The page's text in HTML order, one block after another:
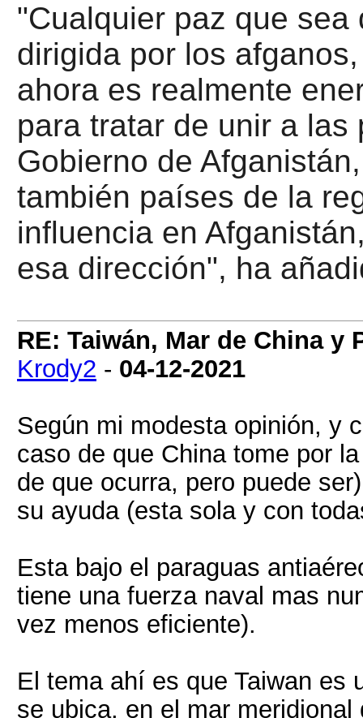
"Cualquier paz que
dirigida por los
ahora es realmente
para tratar de unir a
Gobierno de
también países de la
influencia en
esa dirección", ha
RE: Taiwán, Mar de China
Krody2 - 04-12-2021
Según mi modesta opinión, y
caso de que China tome por
de que ocurra, pero puede
su ayuda (esta sola y con
Esta bajo el paraguas
tiene una fuerza naval mas
vez menos eficiente).
El tema ahí es que Taiwan es
se ubica, en el mar